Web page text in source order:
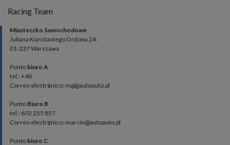
Racing Team
Miasteczko Samochodowe
Juliana Konstantego Ordona 2A
01-237 Warszawa
Punto biuro A
tel.: +48
Correo electr¢nico: mg@autoauto.pl
Punto Biuro B
tel.: 602 255 857
Correo electr¢nico: marcin@autoauto.pl
Punto biuro C